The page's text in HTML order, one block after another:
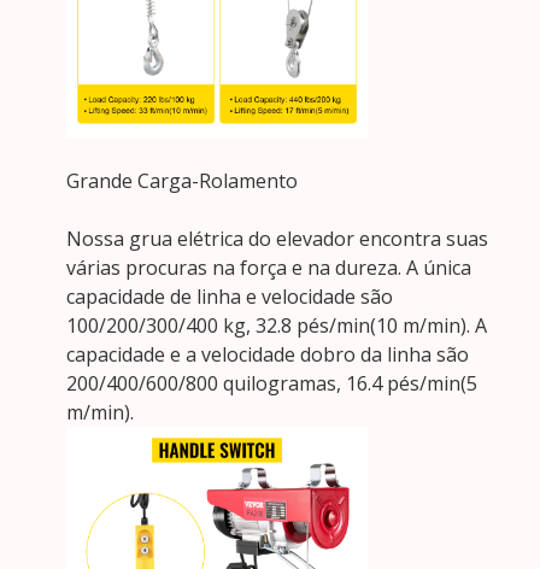
Grande Carga-Rolamento
Nossa grua elétrica do elevador encontra suas
várias procuras na força e na dureza. A única
capacidade de linha e velocidade são
100/200/300/400 kg, 32.8 pés/min(10 m/min). A
capacidade e a velocidade dobro da linha são
200/400/600/800 quilogramas, 16.4 pés/min(5
m/min).